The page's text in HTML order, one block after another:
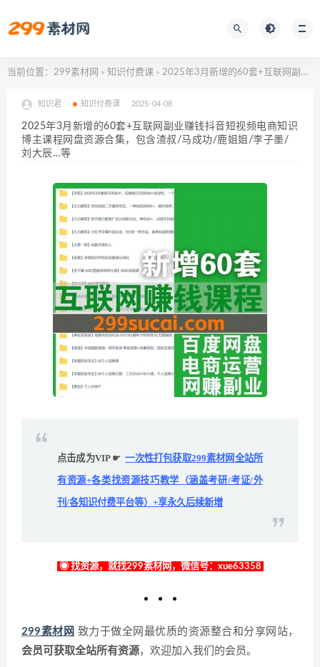
当前位置： 299素材网 > 知识付费课 > 2025年3月新增的60套+互联网副业赚钱抖音短视频电商知识博主课程网盘资源合集，包含渣叔/马成功/鹿姐姐/李子墨/刘大辰…等
知识君 知识付费课 2025-04-08
2025年3月新增的60套+互联网副业赚钱抖音短视频电商知识
博主课程网盘资源合集，包含渣叔/马成功/鹿姐姐/李子墨/
刘大辰…等
点击成为VIP ☛ 一次性打包获取299素材网全站所
有资源+各类找资源技巧教学（涵盖考研/考证/外
刊/各知识付费平台等）+享永久后续新增
◉ 找资源，就找299素材网，微信号：xue63358
299素材网 致力于做全网最优质的资源整合和分享网站，
会员可获取全站所有资源，欢迎加入我们的会员。